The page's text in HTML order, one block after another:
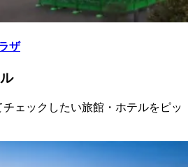
ザ
ェックしたい旅館・ホテルをピッ